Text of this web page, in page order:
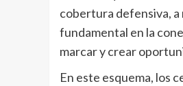
cobertura defensiva,
fundamental en la
marcar y crear
En este esquema, los